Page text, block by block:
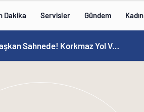
Dakika Servisler Gündem Kadın
Ailelerinin Acı Günü